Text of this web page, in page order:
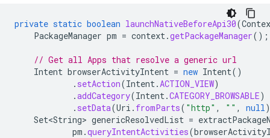
private static boolean launchNativeBeforeApi30(
PackageManager pm = context.getPackageManager();
// Get all Apps that resolve a generic url
Intent browserActivityIntent = new Intent()
. setAction(Intent.ACTION_VIEW)
.addCategory(Intent.CATEGORY_BROWSABLE)
. setData(Uri . fromParts( "http" , "" , null
Set<String> genericResolvedList =
pm .queryIntentActivities(